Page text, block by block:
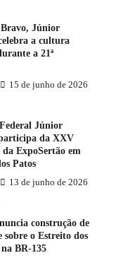
Júnior
a cultura
a 21ª
15 de junho de 2026
Júnior
da XXV
ExpoSertão em
Patos
13 de junho de 2026
construção de
sobre o Estreito dos
BR-135